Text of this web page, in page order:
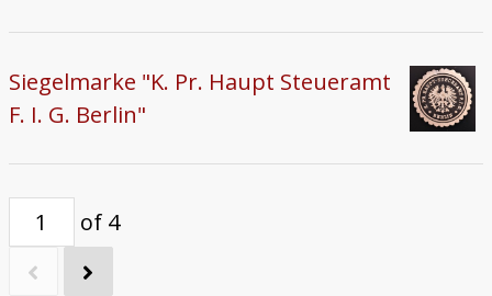
Siegelmarke "K. Pr. Haupt Steueramt
F. I. G. Berlin"
of 4